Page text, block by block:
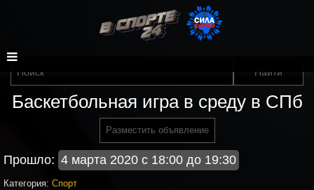
Баскетбольная игра в среду в СПб
Разместить объявление
Прошло: 4 марта 2020 с 18:00 до 19:30
Категория: Спорт